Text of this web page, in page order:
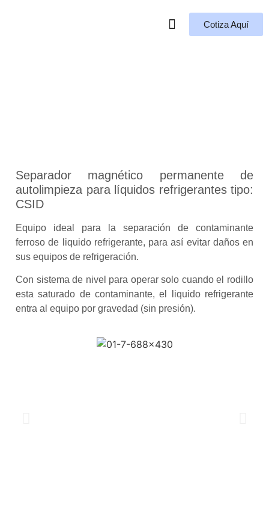
Cotiza Aquí
Separador magnético permanente de
autolimpieza para líquidos refrigerantes tipo:
CSID
Equipo ideal para la separación de contaminante
ferroso de liquido refrigerante, para así evitar daños en
sus equipos de refrigeración.
Con sistema de nivel para operar solo cuando el rodillo
esta saturado de contaminante, el liquido refrigerante
entra al equipo por gravedad (sin presión).